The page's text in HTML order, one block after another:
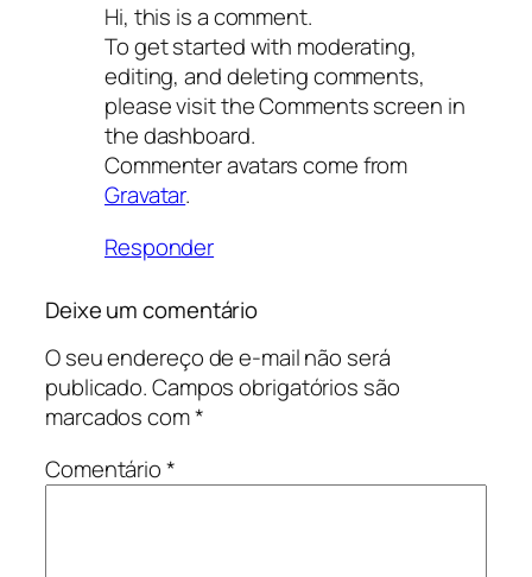
Hi, this is a comment.
To get started with moderating,
editing, and deleting comments,
please visit the Comments screen in
the dashboard.
Commenter avatars come from
Gravatar.
Responder
Deixe um comentário
O seu endereço de e-mail não será
publicado.Campos obrigatórios são
marcados com*
Comentário*